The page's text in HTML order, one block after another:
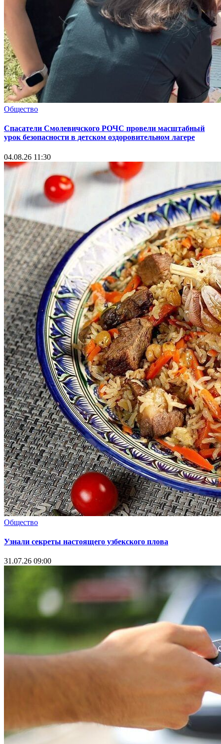
Общество
Спасатели Смолевичского РОЧС провели масштабный
урок безопасности в детском оздоровительном лагере
04.08.26 11:30
Общество
Узнали секреты настоящего узбекского плова
31.07.26 09:00